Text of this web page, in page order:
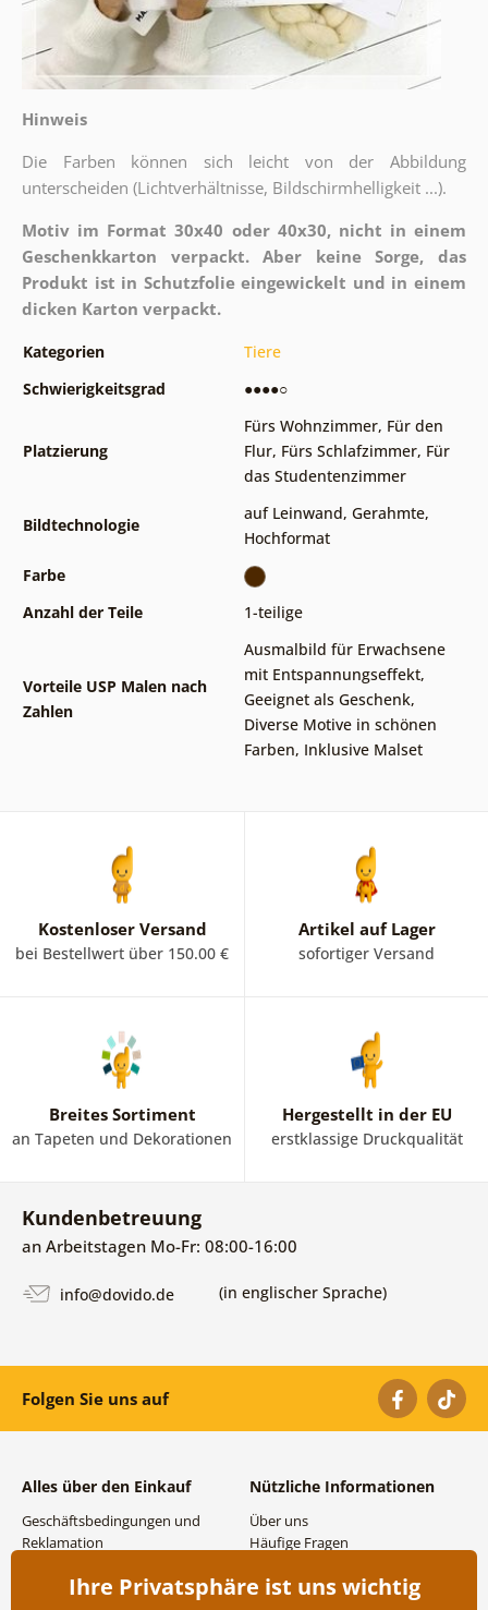
Hinweis
Die Farben können sich leicht von der Abbildung
unterscheiden (Lichtverhältnisse, Bildschirmhelligkeit ...).
Motiv im Format 30x40 oder 40x30, nicht in einem
Geschenkkarton verpackt. Aber keine Sorge, das
Produkt ist in Schutzfolie eingewickelt und in einem
dicken Karton verpackt.
Kategorien
Tiere
Schwierigkeitsgrad
●●●●○
Platzierung
Fürs Wohnzimmer, Für den
Flur, Fürs Schlafzimmer, Für
das Studentenzimmer
Bildtechnologie
auf Leinwand, Gerahmte,
Hochformat
Farbe
Anzahl der Teile
1-teilige
Vorteile USP Malen nach
Zahlen
Ausmalbild für Erwachsene
mit Entspannungseffekt,
Geeignet als Geschenk,
Diverse Motive in schönen
Farben, Inklusive Malset
Kostenloser Versand
bei Bestellwert über 150.00 €
Artikel auf Lager
sofortiger Versand
Breites Sortiment
an Tapeten und Dekorationen
Hergestellt in der EU
erstklassige Druckqualität
Kundenbetreuung
an Arbeitstagen Mo-Fr: 08:00-16:00
info@dovido.de (in englischer Sprache)
Folgen Sie uns auf
Alles über den Einkauf
Geschäftsbedingungen und
Reklamation
Versand- und
Nützliche Informationen
Über uns
Häufige Fragen
Großhandel und
Ihre Privatsphäre ist uns wichtig